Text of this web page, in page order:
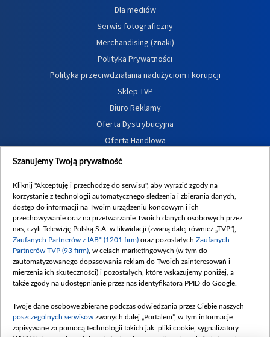
Dla mediów
Serwis fotograficzny
Merchandising (znaki)
Polityka Prywatności
Polityka przeciwdziałania nadużyciom i korupcji
Sklep TVP
Biuro Reklamy
Oferta Dystrybucyjna
Oferta Handlowa
Dostępność
Procedura zgłoszeń wewnętrznych
Szanujemy Twoją prywatność
Kliknij "Akceptuję i przechodzę do serwisu", aby wyrazić zgody na
korzystanie z technologii automatycznego śledzenia i zbierania danych,
dostęp do informacji na Twoim urządzeniu końcowym i ich
przechowywanie oraz na przetwarzanie Twoich danych osobowych przez
nas, czyli Telewizję Polską S.A. w likwidacji (zwaną dalej również „TVP”),
Zaufanych Partnerów z IAB* (1201 firm) oraz pozostałych Zaufanych
Partnerów TVP (93 firm) , w celach marketingowych (w tym do
zautomatyzowanego dopasowania reklam do Twoich zainteresowań i
mierzenia ich skuteczności) i pozostałych, które wskazujemy poniżej, a
także zgody na udostępnianie przez nas identyfikatora PPID do Google.
Twoje dane osobowe zbierane podczas odwiedzania przez Ciebie naszych
poszczególnych serwisów zwanych dalej „Portalem”, w tym informacje
zapisywane za pomocą technologii takich jak: pliki cookie, sygnalizatory